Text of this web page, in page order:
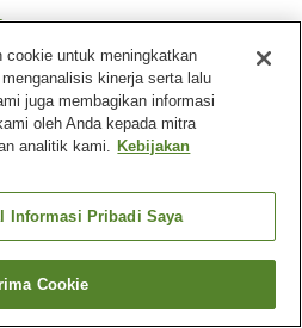
Restoran
Pengiriman ke rumah
Kota Shimanto
kamar
cookie untuk meningkatkan
kinerja serta lalu
juga membagikan informasi
oleh Anda kepada mitra
analitik kami. Kebijakan
Informasi Pribadi Saya
Cookie